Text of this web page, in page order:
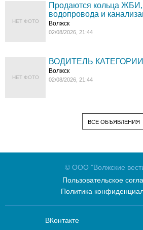
НЕТ ФОТО
Продаются кольца ЖБИ,
водопровода и
Волжск
02/08/2026, 21:44
НЕТ ФОТО
ВОДИТЕЛЬ КАТЕГОРИИ
Волжск
02/08/2026, 21:44
ВСЕ ОБЪЯВЛЕНИЯ
© ООО "Волжские
Пользовательское
Политика
ВКонтакте